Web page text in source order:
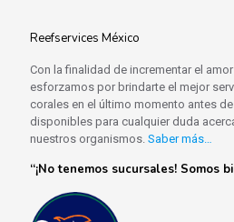
Reefservices México
Con la finalidad de incrementar el
esforzamos por brindarte el mejor
corales en el último momento antes
disponibles para cualquier duda
nuestros organismos. Saber más…
“¡No tenemos sucursales! Somos